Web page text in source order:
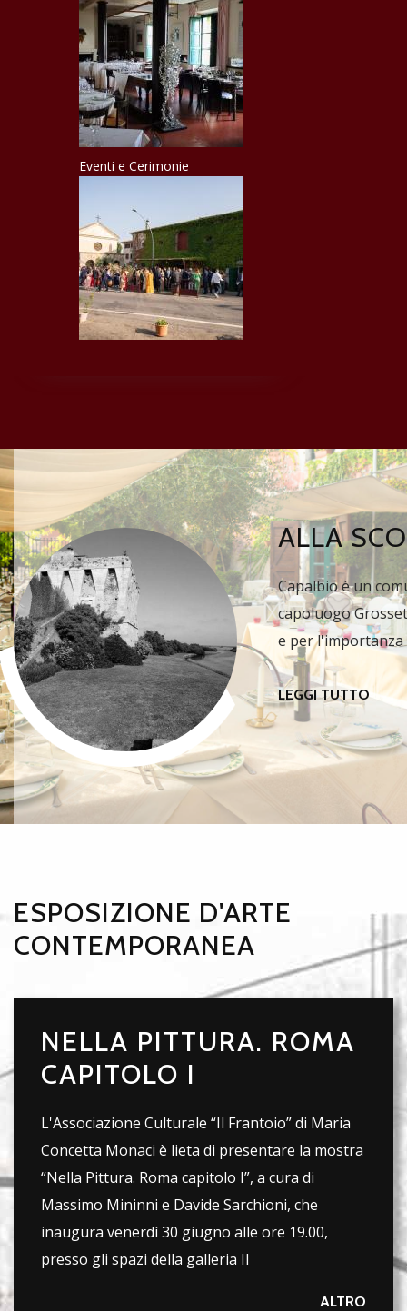
Eventi e Cerimonie
ALLA
Capalbio è un
capoluogo
e per
LEGGI TUTTO
ESPOSIZIONE D'ARTE
CONTEMPORANEA
NELLA PITTURA. ROMA
CAPITOLO I
L'Associazione Culturale “Il Frantoio” di Maria
Concetta Monaci è lieta di presentare la mostra
“Nella Pittura. Roma capitolo I”, a cura di
Massimo Mininni e Davide Sarchioni, che
inaugura venerdì 30 giugno alle ore 19.00,
presso gli spazi della galleria Il
ALTRO